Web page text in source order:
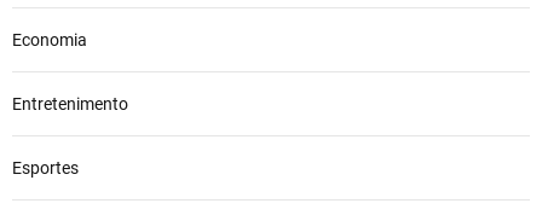
Economia
Entretenimento
Esportes